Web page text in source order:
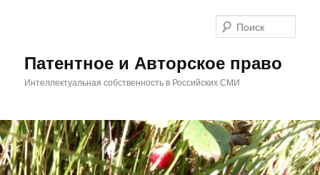
Патентное и Авторское право
Интеллектуальная собственность в Российских СМИ